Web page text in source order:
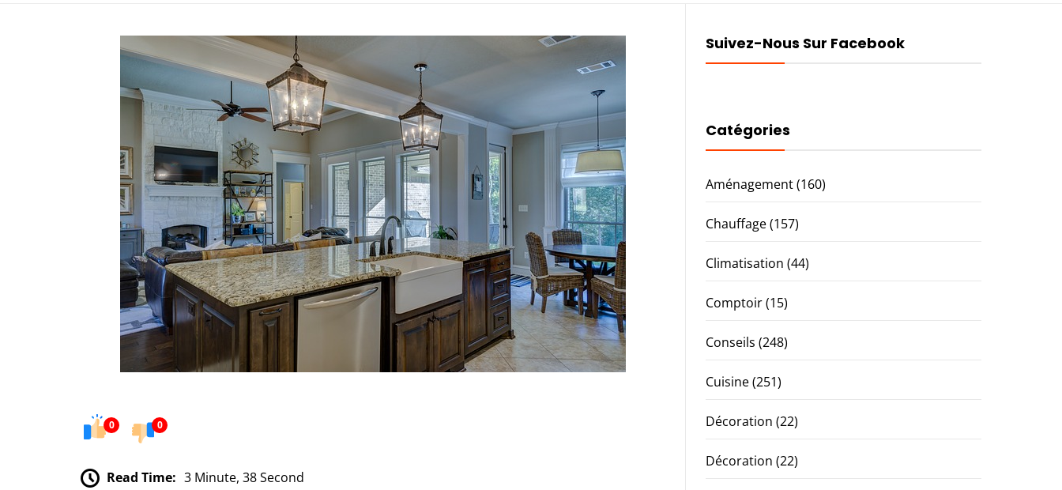
0 0
Read Time: 3 Minute, 38 Second
Suivez-Nous Sur Facebook
Catégories
Aménagement(160)
Chauffage(157)
Climatisation (44)
Comptoir(15)
Conseils (248)
Cuisine(251)
Décoration (22)
Décoration (22)